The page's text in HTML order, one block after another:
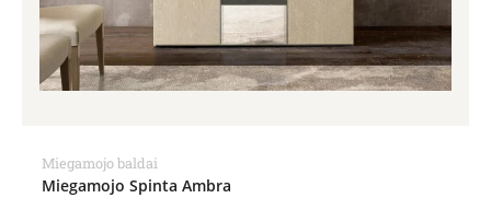
Miegamojo baldai
Miegamojo Spinta Ambra